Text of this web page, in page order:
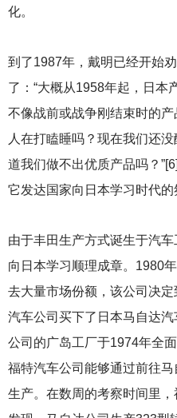
化。
到了1987年，戴明已经开始
了：“大概从1958年起，日本
不像战前或战争刚结束时的
人在打瞌睡吗？现在我们还
道我们做不出优质产品吗？
它发达国家向日本学习时代的
由于丰田生产方式诞生于汽
向日本学习顺理成章。1980
去大量市场份额，该公司决
汽车公司买下了日本马自达
公司的广岛工厂于1974年全
福特汽车公司能够通过前往
生产。在数周的考察时间里